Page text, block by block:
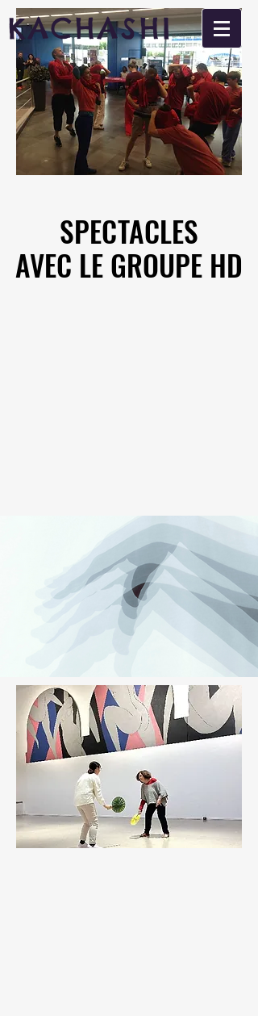
KACHASHI
SPECTACLES
AVEC LE GROUPE HD
SPECTACLES
AVEC LE GROUPE HD